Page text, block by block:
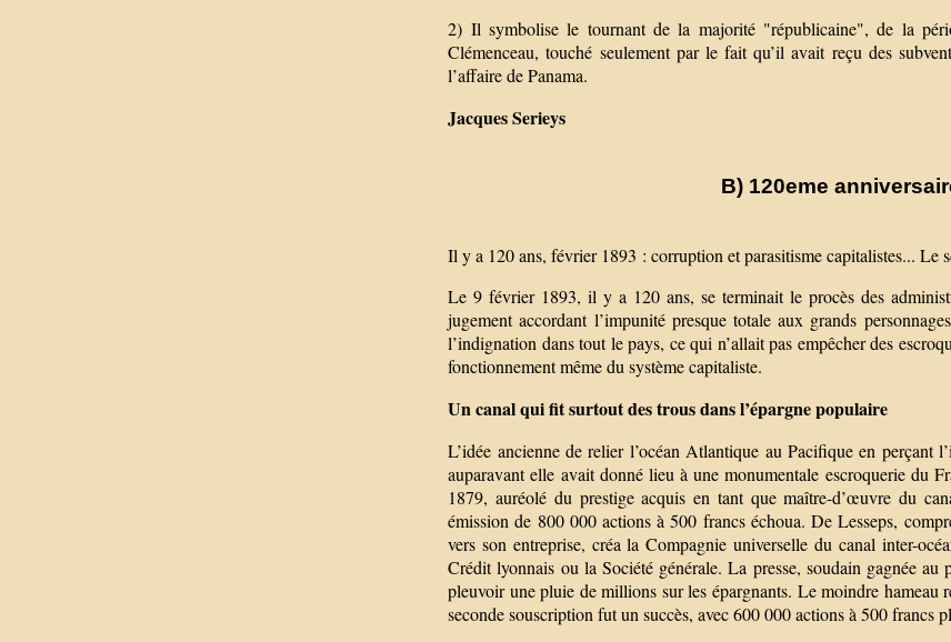
2) Il symbolise le tournant de la majorité "républicaine", de la
Clémenceau, touché seulement par le fait qu’il avait reçu des
l’affaire de Panama.
Jacques Serieys
B) 120eme
Il y a 120 ans, février 1893 : corruption et parasitisme capitalistes... Le
Le 9 février 1893, il y a 120 ans, se terminait le procès des
jugement accordant l’impunité presque totale aux grands
l’indignation dans tout le pays, ce qui n’allait pas empêcher des
fonctionnement même du système capitaliste.
Un canal qui fit surtout des trous dans l’épargne populaire
L’idée ancienne de relier l’océan Atlantique au Pacifique en perçant
auparavant elle avait donné lieu à une monumentale escroquerie du
1879, auréolé du prestige acquis en tant que maître-d’œuvre du
émission de 800 000 actions à 500 francs échoua. De Lesseps,
vers son entreprise, créa la Compagnie universelle du canal inter-
Crédit lyonnais ou la Société générale. La presse, soudain gagnée
pleuvoir une pluie de millions sur les épargnants. Le moindre hameau
seconde souscription fut un succès, avec 600 000 actions à 500 francs